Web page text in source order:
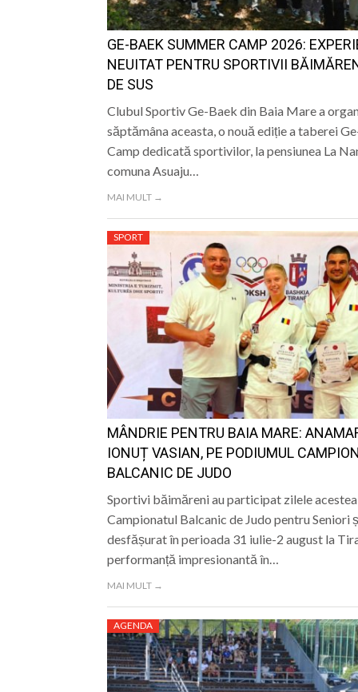
GE-BAEK SUMMER CAMP 2026:
NEUITAT PENTRU SPORTIVII
DE SUS
Clubul Sportiv Ge-Baek din Baia Mare a
săptămâna aceasta, o nouă ediție a taberei
Camp dedicată sportivilor, la pensiunea La
comuna Asuaju…
MAI MULT →
SPORT
MÂNDRIE PENTRU BAIA MARE:
IONUȚ VASIAN, PE PODIUMUL
BALCANIC DE JUDO
Sportivi băimăreni au participat zilele
Campionatul Balcanic de Judo pentru Seniori
desfășurat în perioada 31 iulie-2 august la
performanță impresionantă în…
MAI MULT →
AGENDA